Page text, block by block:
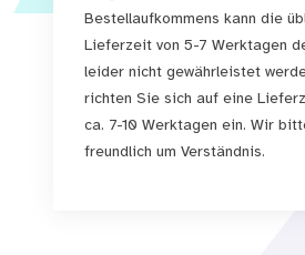
Bestellaufkommens kann die
Lieferzeit von 5-7 Werktagen
leider nicht gewährleistet
richten Sie sich auf eine
ca. 7-10 Werktagen ein. Wir
freundlich um Verständnis.